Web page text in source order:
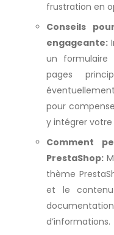
frustration en
Conseils
engageante:
un formulaire
pages
pour
y intégrer
Comment
PrestaShop:
thème
et le
d’informations.